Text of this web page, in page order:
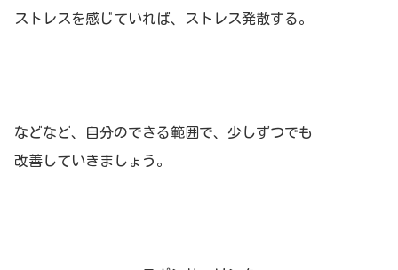
ストレスを感じていれば、ストレス発散する。
などなど、自分のできる範囲で、少しずつでも
改善していきましょう。